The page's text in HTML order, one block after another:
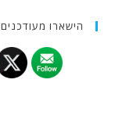
הישארו מעודכנים